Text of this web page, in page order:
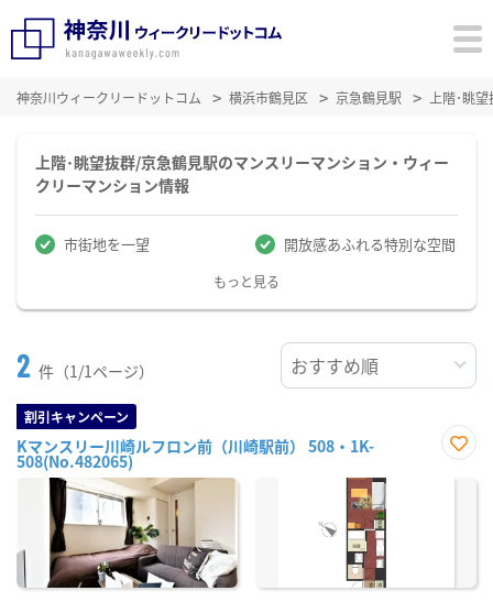
神奈川ウィークリードットコム 横浜市鶴見区 京急鶴見駅 上階･眺
上階･眺望抜群/京急鶴見駅のマンスリーマンション・ウィー
クリーマンション情報
市街地を一望 開放感あふれる特別な空間
もっと見る
2 件（1/1ページ）
割引キャンペーン
Kマンスリー川崎ルフロン前（川崎駅前） 508・1K-
508(No.482065)
に入